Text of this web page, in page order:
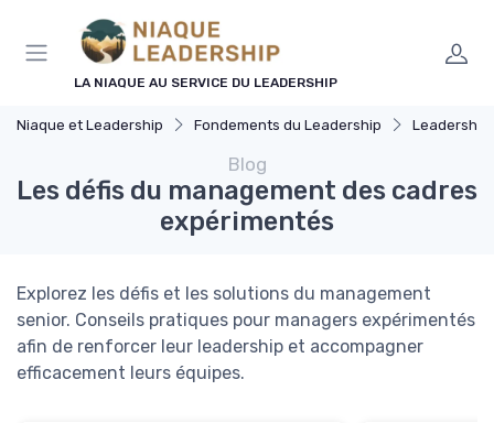
LA NIAQUE AU SERVICE DU LEADERSHIP
Niaque et Leadership Fondements du Leadership Leadership
Blog
Les défis du management des cadres
expérimentés
Explorez les défis et les solutions du management
senior. Conseils pratiques pour managers expérimentés
afin de renforcer leur leadership et accompagner
efficacement leurs équipes.